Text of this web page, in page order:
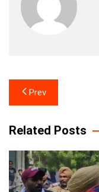
Post
navigation
Prev
Related Posts